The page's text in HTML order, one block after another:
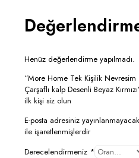
Henüz değerlendirme yapılmadı.
“More Home Tek Kişilik Nevresim
Çarşaflı kalp Desenli Beyaz
ilk kişi siz olun
E-posta adresiniz
ile işaretlenmişlerdir
Derecelendirmeniz *